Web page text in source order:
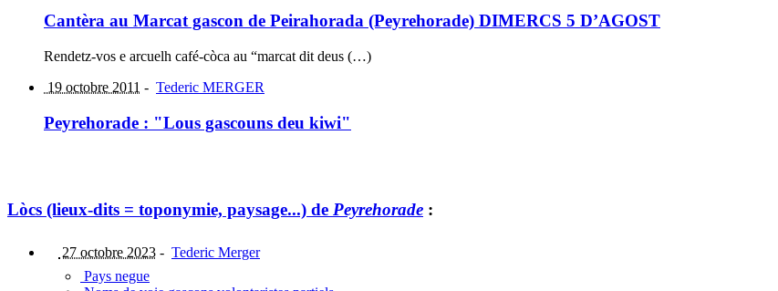
Cantèra au Marcat gascon de Peirahorada (Peyrehorade) DIMERCS 5 D’AGOST
Rendetz-vos e arcuelh café-còca au “marcat dit deus (…)
19 octobre 2011 - Tederic MERGER
Peyrehorade : "Lous gascouns deu kiwi"
Lòcs (lieux-dits = toponymie, paysage...) de Peyrehorade :
27 octobre 2023 - Tederic Merger
Pays negue